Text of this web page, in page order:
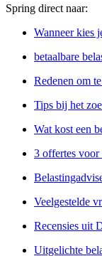
Spring direct naar:
Wanneer kies
betaalbare
Redenen om
Tips bij het
Wat kost een
3 offertes voor
Veelgestelde
Recensies uit
Uitgelichte